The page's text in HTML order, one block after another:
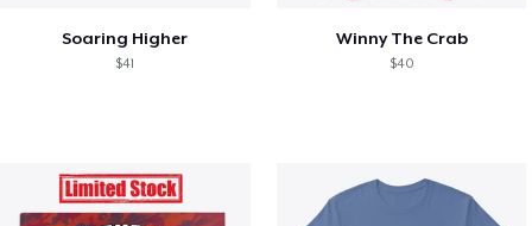
Soaring Higher
$41
Winny The Crab
$40